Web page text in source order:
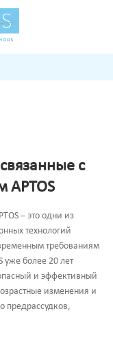
с
APTOS
– это одни из
технологий
требованиям
уже более 20 лет
и эффективный
изменения и
предрассудков,